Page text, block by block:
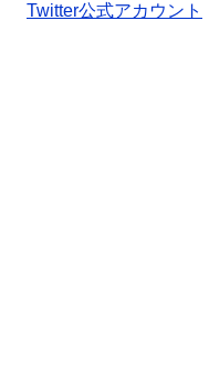
Twitter公式アカウント